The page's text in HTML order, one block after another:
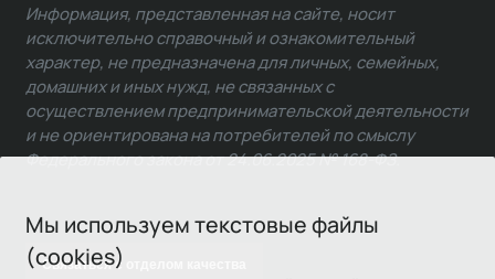
Мы используем текстовые файлы
(cookies)
Связаться с отделом качества
Информация, представленная на сайте, носит
исключительно справочный и ознакомительный
характер, не предназначена для личных, семейных,
домашних и иных нужд, не связанных с
осуществлением предпринимательской деятельности
и не ориентирована на потребителей по смыслу
Федерального закона от 24.06.2025 № 168-ФЗ.